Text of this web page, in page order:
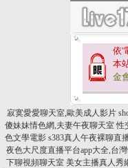
依'
本
金
寂寞愛愛聊天室,歐美成人影片
傻妹妹情色網,夫妻午夜聊天室 性
色文學電影 s383真人午夜裸聊直
夜色大尺度直播平台app大全,台
下聊視頻聊天室 美女主播真人秀